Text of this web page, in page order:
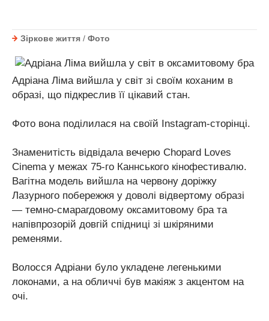
Зіркове життя / Фото
Адріана Ліма вийшла у світ зі своїм коханим в
образі, що підкреслив її цікавий стан.
Фото вона поділилася на своїй Instagram-сторінці.
Знаменитість відвідала вечерю Chopard Loves
Cinema у межах 75-го Каннського кінофестивалю.
Вагітна модель вийшла на червону доріжку
Лазурного побережжя у доволі відвертому образі
— темно-смарагдовому оксамитовому бра та
напівпрозорій довгій спідниці зі шкіряними
ременями.
Волосся Адріани було укладене легенькими
локонами, а на обличчі був макіяж з акцентом на
очі.